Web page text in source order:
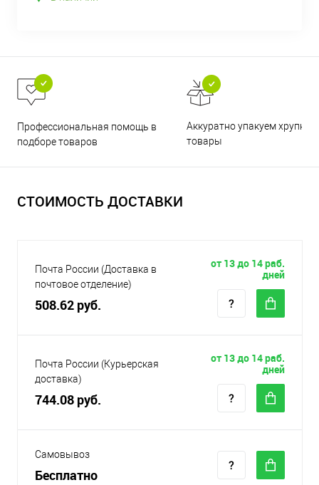
Профессиональная помощь в
подборе товаров
Аккуратно упакуем хрупкие
товары
СТОИМОСТЬ ДОСТАВКИ
Почта России (Доставка в
почтовое отделение)
508.62 руб.
от 13 до 14 раб.
дней
Почта России (Курьерская
доставка)
744.08 руб.
от 13 до 14 раб.
дней
Самовывоз
Бесплатно